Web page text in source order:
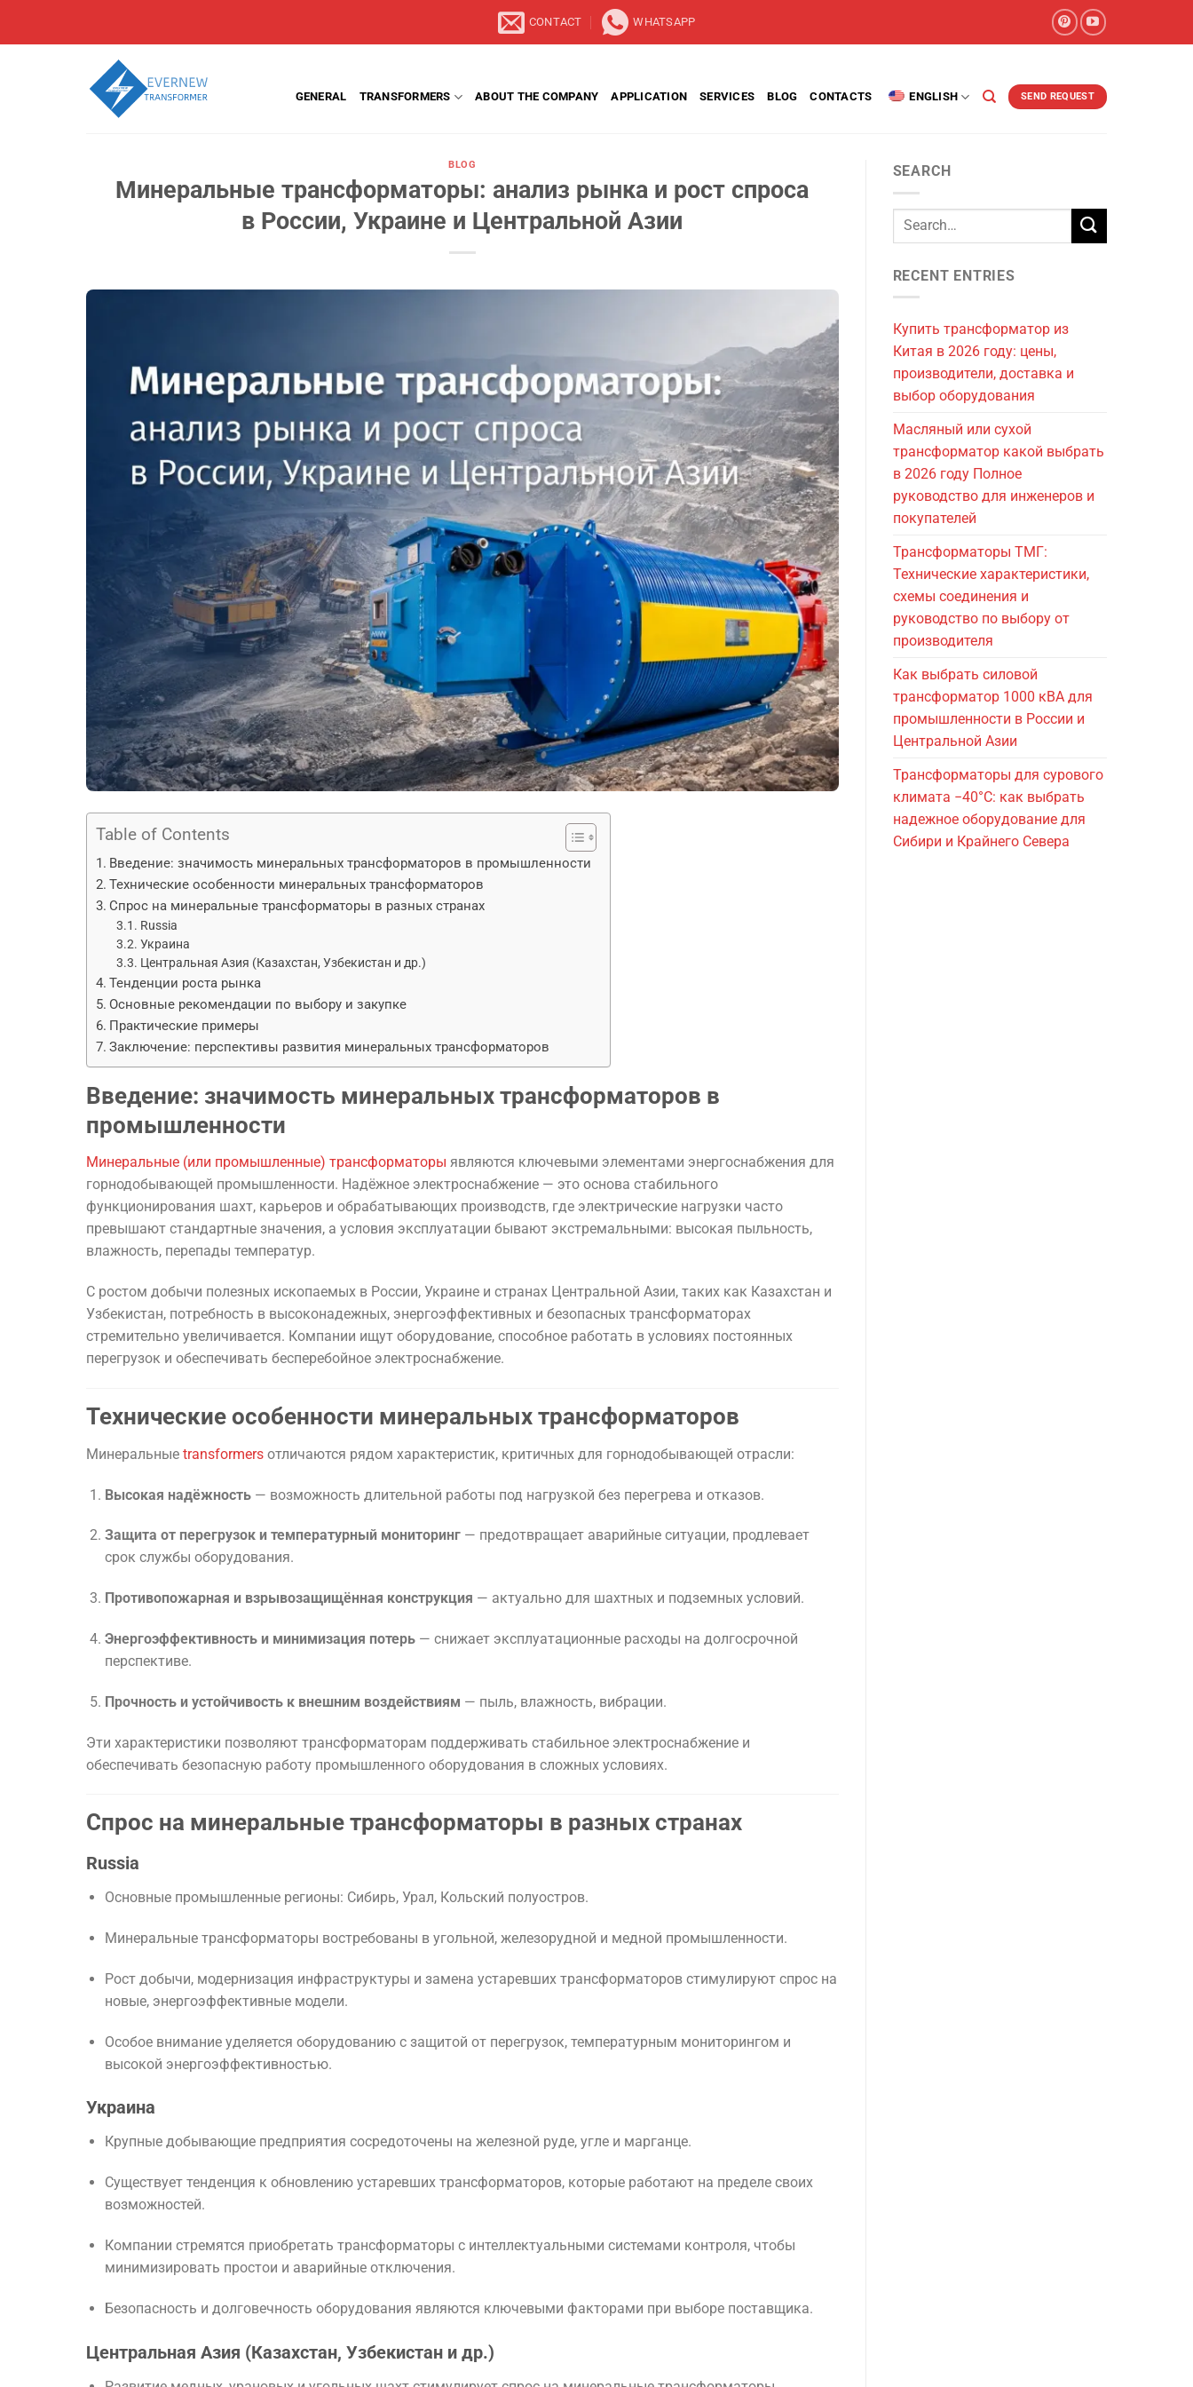
CONTACT WHATSAPP
GENERAL TRANSFORMERS ABOUT THE COMPANY APPLICATION SERVICES BLOG CONTACTS ENGLISH SEND REQUEST
BLOG
Минеральные трансформаторы: анализ рынка и рост спроса
в России, Украине и Центральной Азии
Table of Contents
Введение: значимость минеральных трансформаторов в промышленности
Технические особенности минеральных трансформаторов
Спрос на минеральные трансформаторы в разных странах
Russia
Украина
Центральная Азия (Казахстан, Узбекистан и др.)
Тенденции роста рынка
Основные рекомендации по выбору и закупке
Практические примеры
Заключение: перспективы развития минеральных трансформаторов
Введение: значимость минеральных трансформаторов в
промышленности
Минеральные (или промышленные) трансформаторы являются ключевыми элементами энергоснабжения для
горнодобывающей промышленности. Надёжное электроснабжение — это основа стабильного
функционирования шахт, карьеров и обрабатывающих производств, где электрические нагрузки часто
превышают стандартные значения, а условия эксплуатации бывают экстремальными: высокая пыльность,
влажность, перепады температур.
С ростом добычи полезных ископаемых в России, Украине и странах Центральной Азии, таких как Казахстан и
Узбекистан, потребность в высоконадежных, энергоэффективных и безопасных трансформаторах
стремительно увеличивается. Компании ищут оборудование, способное работать в условиях постоянных
перегрузок и обеспечивать бесперебойное электроснабжение.
Технические особенности минеральных трансформаторов
Минеральные transformers отличаются рядом характеристик, критичных для горнодобывающей отрасли:
Высокая надёжность— возможность длительной работы под нагрузкой без перегрева и отказов.
Защита от перегрузок и температурный мониторинг— предотвращает аварийные ситуации, продлевает
срок службы оборудования.
Противопожарная и взрывозащищённая конструкция — актуально для шахтных и подземных условий.
Энергоэффективность и минимизация потерь— снижает эксплуатационные расходы на долгосрочной
перспективе.
Прочность и устойчивость к внешним воздействиям — пыль, влажность, вибрации.
Эти характеристики позволяют трансформаторам поддерживать стабильное электроснабжение и
обеспечивать безопасную работу промышленного оборудования в сложных условиях.
Спрос на минеральные трансформаторы в разных странах
Russia
Основные промышленные регионы: Сибирь, Урал, Кольский полуостров.
Минеральные трансформаторы востребованы в угольной, железорудной и медной промышленности.
Рост добычи, модернизация инфраструктуры и замена устаревших трансформаторов стимулируют спрос на
новые, энергоэффективные модели.
Особое внимание уделяется оборудованию с защитой от перегрузок, температурным мониторингом и
высокой энергоэффективностью.
Украина
Крупные добывающие предприятия сосредоточены на железной руде, угле и марганце.
Существует тенденция к обновлению устаревших трансформаторов, которые работают на пределе своих
возможностей.
Компании стремятся приобретать трансформаторы с интеллектуальными системами контроля, чтобы
минимизировать простои и аварийные отключения.
Безопасность и долговечность оборудования являются ключевыми факторами при выборе поставщика.
Центральная Азия (Казахстан, Узбекистан и др.)
SEARCH
RECENT ENTRIES
Купить трансформатор из
Китая в 2026 году: цены,
производители, доставка и
выбор оборудования
Масляный или сухой
трансформатор какой выбрать
в 2026 году Полное
руководство для инженеров и
покупателей
Трансформаторы ТМГ:
Технические характеристики,
схемы соединения и
руководство по выбору от
производителя
Как выбрать силовой
трансформатор 1000 кВА для
промышленности в России и
Центральной Азии
Трансформаторы для сурового
климата −40°C: как выбрать
надежное оборудование для
Сибири и Крайнего Севера